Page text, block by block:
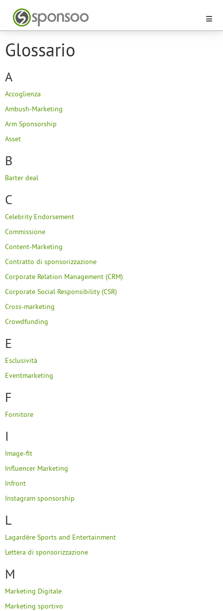
Glossario
A
Accoglienza
Ambush-Marketing
Arm Sponsorship
Asset
B
Barter deal
C
Celebrity Endorsement
Commissione
Content-Marketing
Contratto di sponsorizzazione
Corporate Relation Management (CRM)
Corporate Social Responsibility (CSR)
Cross-marketing
Crowdfunding
E
Esclusività
Eventmarketing
F
Fornitore
I
Image-fit
Influencer Marketing
Infront
Instagram sponsorship
L
Lagardère Sports and Entertainment
Lettera di sponsorizzazione
M
Marketing Digitale
Marketing sportivo